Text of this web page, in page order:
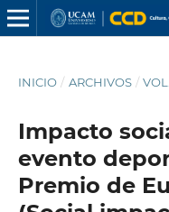
INICIO / ARCHIVOS /
Impacto
evento
Premio de